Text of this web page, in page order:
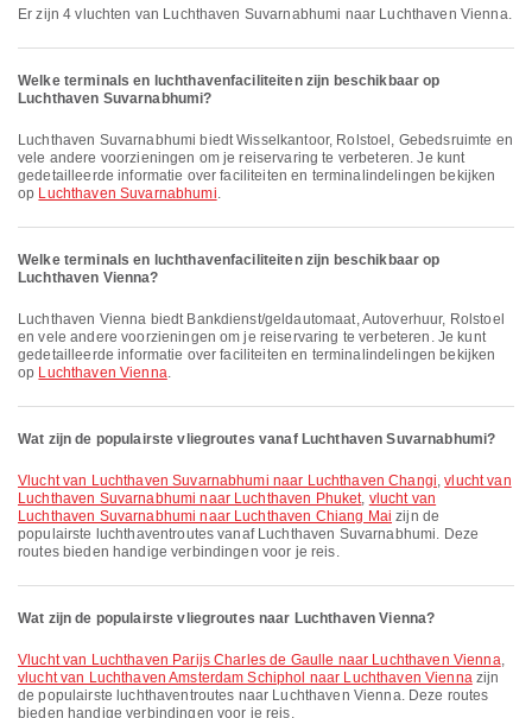
Er zijn 4 vluchten van Luchthaven Suvarnabhumi naar Luchthaven Vienna.
Welke terminals en luchthavenfaciliteiten zijn beschikbaar op
Luchthaven Suvarnabhumi?
Luchthaven Suvarnabhumi biedt Wisselkantoor, Rolstoel, Gebedsruimte en
vele andere voorzieningen om je reiservaring te verbeteren. Je kunt
gedetailleerde informatie over faciliteiten en terminalindelingen bekijken
op Luchthaven Suvarnabhumi.
Welke terminals en luchthavenfaciliteiten zijn beschikbaar op
Luchthaven Vienna?
Luchthaven Vienna biedt Bankdienst/geldautomaat, Autoverhuur, Rolstoel
en vele andere voorzieningen om je reiservaring te verbeteren. Je kunt
gedetailleerde informatie over faciliteiten en terminalindelingen bekijken
op Luchthaven Vienna.
Wat zijn de populairste vliegroutes vanaf Luchthaven Suvarnabhumi?
vlucht van Luchthaven Suvarnabhumi naar Luchthaven Changi,vlucht van
Luchthaven Suvarnabhumi naar Luchthaven Phuket, vlucht van
Luchthaven Suvarnabhumi naar Luchthaven Chiang Mai zijn de
populairste luchthaventroutes vanaf Luchthaven Suvarnabhumi. Deze
routes bieden handige verbindingen voor je reis.
Wat zijn de populairste vliegroutes naar Luchthaven Vienna?
vlucht van Luchthaven Parijs Charles de Gaulle naar Luchthaven Vienna,
vlucht van Luchthaven Amsterdam Schiphol naar Luchthaven Viennazijn
de populairste luchthaventroutes naar Luchthaven Vienna. Deze routes
bieden handige verbindingen voor je reis.